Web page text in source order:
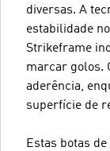
diversas. A
estabilidade
Strikeframe
marcar golos.
aderência,
superfície de
Estas botas